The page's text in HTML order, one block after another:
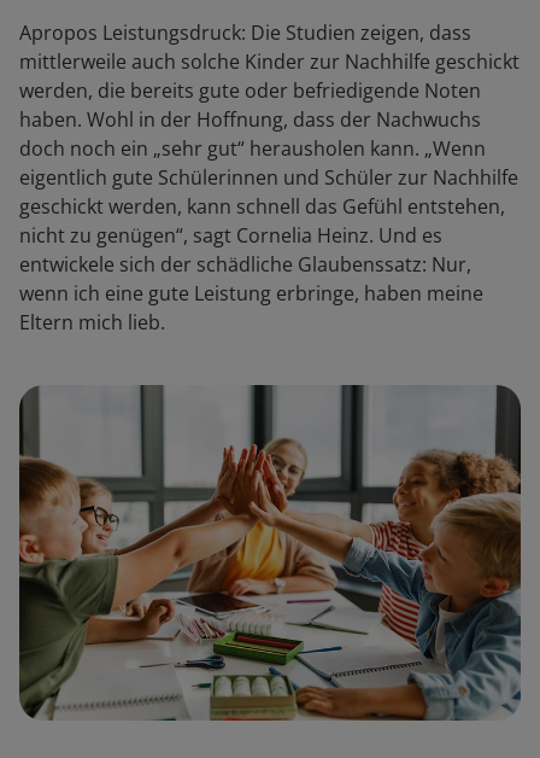
Apropos Leistungsdruck: Die Studien zeigen, dass
mittlerweile auch solche Kinder zur Nachhilfe geschickt
werden, die bereits gute oder befriedigende Noten
haben. Wohl in der Hoffnung, dass der Nachwuchs
doch noch ein „sehr gut“ herausholen kann. „Wenn
eigentlich gute Schülerinnen und Schüler zur Nachhilfe
geschickt werden, kann schnell das Gefühl entstehen,
nicht zu genügen“, sagt Cornelia Heinz. Und es
entwickele sich der schädliche Glaubenssatz: Nur,
wenn ich eine gute Leistung erbringe, haben meine
Eltern mich lieb.